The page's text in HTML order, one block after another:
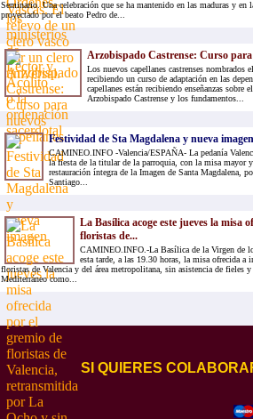
Seminario. Una celebración que se ha mantenido en las maduras y en
proyectado por el beato Pedro de...
Arzobispado Castrense: Curso para
Los nuevos capellanes castrenses nombrados
recibiendo un curso de adaptación en las
capellanes están recibiendo enseñanzas sobre
Arzobispado Castrense y los fundamentos...
Festividad de Sta Magdalena y nueva imagen
CAMINEO.INFO -Valencia/ESPAÑA- La pedanía
la fiesta de la titular de la parroquia, con la misa mayor
restauración íntegra de la Imagen de Santa Magdalena,
Santiago...
La Basílica acoge este jueves la misa
floristas de...
CAMINEO.INFO.-La Basílica de la Virgen de
esta tarde, a las 19.30 horas, la misa ofrecida a
floristas de Valencia y del área metropolitana, sin asistencia de fieles
Mediterráneo como...
SI QUIERES